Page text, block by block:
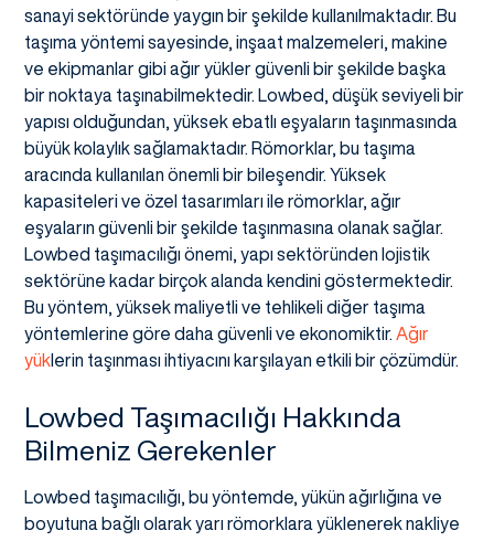
sanayi sektöründe yaygın bir şekilde kullanılmaktadır. Bu
taşıma yöntemi sayesinde, inşaat malzemeleri, makine
ve ekipmanlar gibi ağır yükler güvenli bir şekilde başka
bir noktaya taşınabilmektedir. Lowbed, düşük seviyeli bir
yapısı olduğundan, yüksek ebatlı eşyaların taşınmasında
büyük kolaylık sağlamaktadır. Römorklar, bu taşıma
aracında kullanılan önemli bir bileşendir. Yüksek
kapasiteleri ve özel tasarımları ile römorklar, ağır
eşyaların güvenli bir şekilde taşınmasına olanak sağlar.
Lowbed taşımacılığı önemi, yapı sektöründen lojistik
sektörüne kadar birçok alanda kendini göstermektedir.
Bu yöntem, yüksek maliyetli ve tehlikeli diğer taşıma
yöntemlerine göre daha güvenli ve ekonomiktir. Ağır
yük lerin taşınması ihtiyacını karşılayan etkili bir çözümdür.
Lowbed Taşımacılığı Hakkında
Bilmeniz Gerekenler
Lowbed taşımacılığı, bu yöntemde, yükün ağırlığına ve
boyutuna bağlı olarak yarı römorklara yüklenerek nakliye